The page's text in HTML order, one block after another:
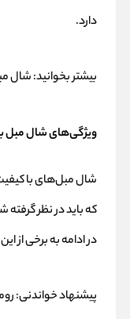
دارد.
بیشتر بخوانید:شال
ویژگی‌های شال مبل
شال مبل‌های با
که باید در نظر گرفته
در ادامه به برخی از
پیشنهاد خواندنی: